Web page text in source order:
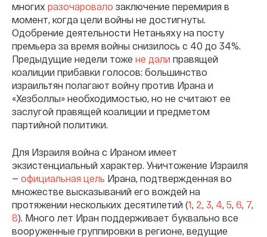
многих разочаровало заключение перемирия в
момент, когда цели войны не достигнуты.
Одобрение деятельности Нетаньяху на посту
премьера за время войны снизилось с 40 до 34%.
Предыдущие недели тоже не дали правящей
коалиции прибавки голосов: большинство
израильтян полагают войну против Ирана и
«Хезболлы» необходимостью, но не считают ее
заслугой правящей коалиции и предметом
партийной политики.
Для Израиля война с Ираном имеет
экзистенциальный характер. Уничтожение Израиля
— официальная цель Ирана, подтвержденная во
множестве высказываний его вождей на
протяжении нескольких десятилетий (1, 2, 3, 4, 5, 6, 7,
8). Много лет Иран поддерживает буквально все
вооруженные группировки в регионе, ведущие